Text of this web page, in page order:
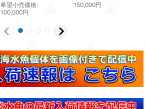
希望小売価格:
100,000円
150,000円